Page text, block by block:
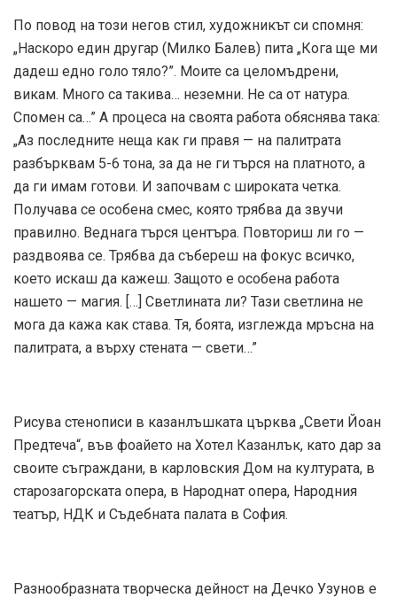
По повод на този негов стил, художникът си спомня:
„Наскоро един другар (Милко Балев) пита „Кога ще ми
дадеш едно голо тяло?”. Моите са целомъдрени,
викам. Много са такива… неземни. Не са от натура.
Спомен са…” А процеса на своята работа обяснява така:
„Аз последните неща как ги правя — на палитрата
разбърквам 5-6 тона, за да не ги търся на платното, а
да ги имам готови. И започвам с широката четка.
Получава се особена смес, която трябва да звучи
правилно. Веднага търся центъра. Повториш ли го —
раздвоява се. Трябва да събереш на фокус всичко,
което искаш да кажеш. Защото е особена работа
нашето — магия. […] Светлината ли? Тази светлина не
мога да кажа как става. Тя, боята, изглежда мръсна на
палитрата, а върху стената — свети…”
Рисува стенописи в казанлъшката църква „Свети Йоан
Предтеча“, във фоайето на Хотел Казанлък, като дар за
своите съграждани, в карловския Дом на културата, в
старозагорската опера, в Народнат опера, Народния
театър, НДК и Съдебната палата в София.
Разнообразната творческа дейност на Дечко Узунов е